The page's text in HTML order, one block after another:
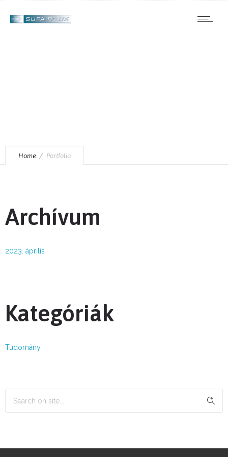
Home Portfolio
Archívum
2023. április
Kategóriák
Tudomány